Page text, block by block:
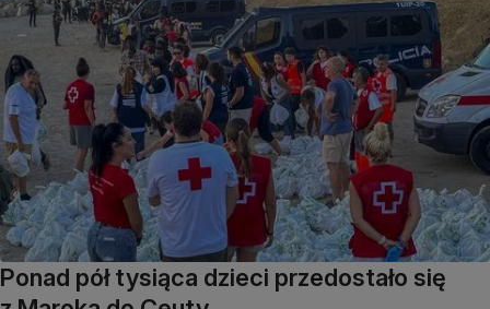
Ponad pół tysiąca dzieci przedostało się